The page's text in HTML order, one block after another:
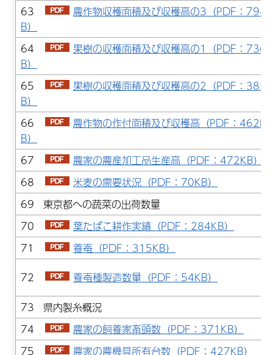
63
農作物収穫面積及び収穫高の3（PDF：794K
B）
64
果樹の収穫面積及び収穫高の1（PDF：736K
B）
65
果樹の収穫面積及び収穫高の2（PDF：385K
B）
66
農作物の作付面積及び収穫高（PDF：462K
B）
67
農家の農産加工品生産高（PDF：472KB）
68
米麦の需要状況（PDF：70KB）
69 東京都への蔬菜の出荷数量
70
葉たばこ耕作実績（PDF：284KB）
71
養蚕（PDF：315KB）
72
養蚕種製造数量（PDF：54KB）
73 県内製糸概況
74
農家の飼養家畜頭数（PDF：371KB）
75
農家の農機具所有台数（PDF：427KB）